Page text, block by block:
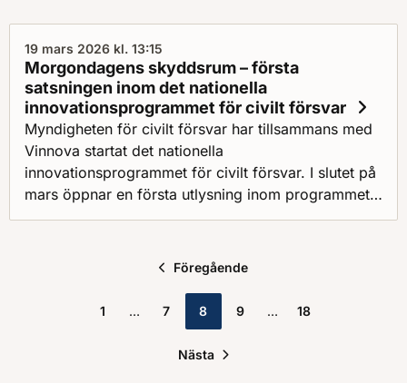
19 mars 2026 kl. 13:15
Morgondagens skyddsrum – första
satsningen inom det nationella
innovationsprogrammet för civilt försvar
Myndigheten för civilt försvar har tillsammans med
Vinnova startat det nationella
innovationsprogrammet för civilt försvar. I slutet på
mars öppnar en första utlysning inom programmet.
Den handlar om hur morgondagens skyddsrum och
integreras i samhället. Föregående
1 7 8 9 18
Nästa